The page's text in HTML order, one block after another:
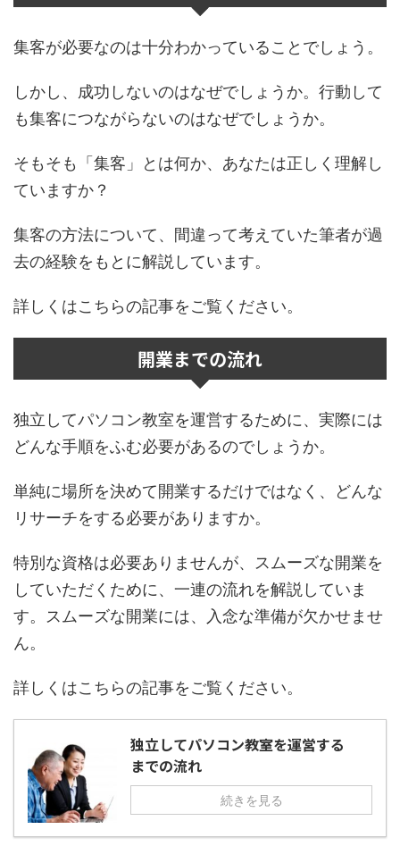
集客が必要なのは十分わかっていることでしょう。
しかし、成功しないのはなぜでしょうか。行動して
も集客につながらないのはなぜでしょうか。
そもそも「集客」とは何か、あなたは正しく理解し
ていますか？
集客の方法について、間違って考えていた筆者が過
去の経験をもとに解説しています。
詳しくはこちらの記事をご覧ください。
開業までの流れ
独立してパソコン教室を運営するために、実際には
どんな手順をふむ必要があるのでしょうか。
単純に場所を決めて開業するだけではなく、どんな
リサーチをする必要がありますか。
特別な資格は必要ありませんが、スムーズな開業を
していただくために、一連の流れを解説していま
す。スムーズな開業には、入念な準備が欠かせませ
ん。
詳しくはこちらの記事をご覧ください。
独立してパソコン教室を運営する
までの流れ
続きを見る